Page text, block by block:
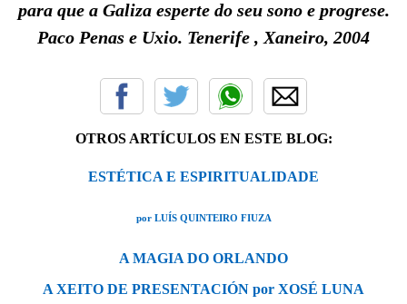
para que a Galiza esperte do seu sono e progrese.
Paco Penas e Uxio. Tenerife , Xaneiro, 2004
OTROS ARTÍCULOS EN ESTE BLOG:
ESTÉTICA E ESPIRITUALIDADE
por LUÍS QUINTEIRO FIUZA
A MAGIA DO ORLANDO
A XEITO DE PRESENTACIÓN por XOSÉ LUNA